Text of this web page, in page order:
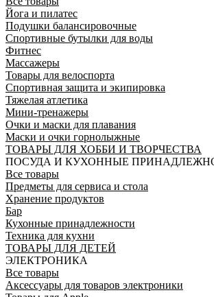
Йога и пилатес
Подушки балансировочные
Спортивные бутылки для воды
Фитнес
Массажеры
Товары для велоспорта
Спортивная защита и экипировка
Тяжелая атлетика
Мини-тренажеры
Очки и маски для плавания
Маски и очки горнолыжные
ТОВАРЫ ДЛЯ ХОББИ И ТВОРЧЕСТВА
ПОСУДА И КУХОННЫЕ
Все товары
Предметы для сервиса и стола
Хранение продуктов
Бар
Кухонные принадлежности
Техника для кухни
ТОВАРЫ ДЛЯ ДЕТЕЙ
ЭЛЕКТРОНИКА
Все товары
Аксессуары для товаров электроники